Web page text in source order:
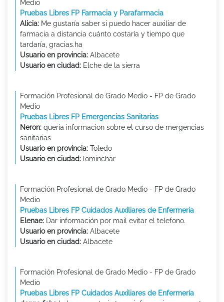
Medio
Pruebas Libres FP Farmacia y Parafarmacia
Alicia: Me gustaría saber si puedo hacer auxiliar de
farmacia a distancia cuánto costaría y tiempo que
tardaría, gracias.ha
Usuario en provincia: Albacete
Usuario en ciudad: Elche de la sierra
Formación Profesional de Grado Medio - FP de Grado
Medio
Pruebas Libres FP Emergencias Sanitarias
Neron: queria informacion sobre el curso de mergencias
sanitarias
Usuario en provincia: Toledo
Usuario en ciudad: lominchar
Formación Profesional de Grado Medio - FP de Grado
Medio
Pruebas Libres FP Cuidados Auxiliares de Enfermería
Elenae: Dar información por mail evitar el telefono.
Usuario en provincia: Albacete
Usuario en ciudad: Albacete
Formación Profesional de Grado Medio - FP de Grado
Medio
Pruebas Libres FP Cuidados Auxiliares de Enfermería